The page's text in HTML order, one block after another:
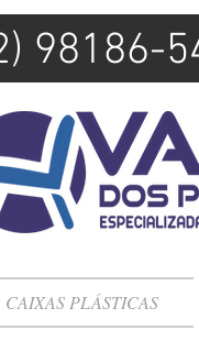
CAIXAS PLÁSTICAS
98186-